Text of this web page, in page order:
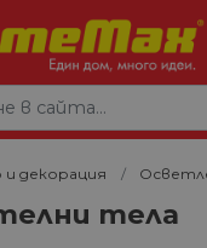
декорация
тела